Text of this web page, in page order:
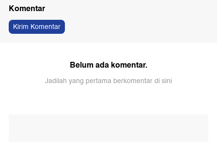
Komentar
Kirim Komentar
Belum ada komentar.
Jadilah yang pertama berkomentar di sini